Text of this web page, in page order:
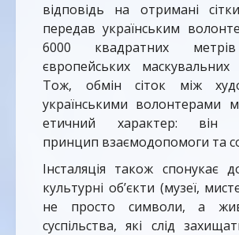
відповідь на отримані
передав українським
6000 квадратних метрів
європейських маскувальних
Тож, обмін сіток між
українськими волонтерами
етичний характер: він
принцип взаємодопомоги та
Інсталяція також спонукає
культурні об’єкти (музеї,
не просто символи, а
суспільства, які слід